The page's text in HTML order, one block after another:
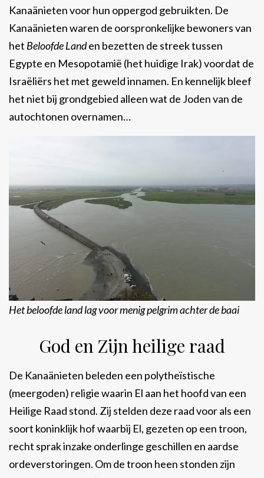
Kanaänieten voor hun oppergod gebruikten. De
Kanaänieten waren de oorspronkelijke bewoners van
het Beloofde Landen bezetten de streek tussen
Egypte en Mesopotamië (het huidige Irak) voordat de
Israëliërs het met geweld innamen. En kennelijk bleef
het niet bij grondgebied alleen wat de Joden van de
autochtonen overnamen…
Het beloofde land lag voor menig pelgrim achter de baai
God en Zijn heilige raad
De Kanaänieten beleden een polytheïstische
(meergoden) religie waarin El aan het hoofd van een
Heilige Raad stond. Zij stelden deze raad voor als een
soort koninklijk hof waarbij El, gezeten op een troon,
recht sprak inzake onderlinge geschillen en aardse
ordeverstoringen. Om de troon heen stonden zijn